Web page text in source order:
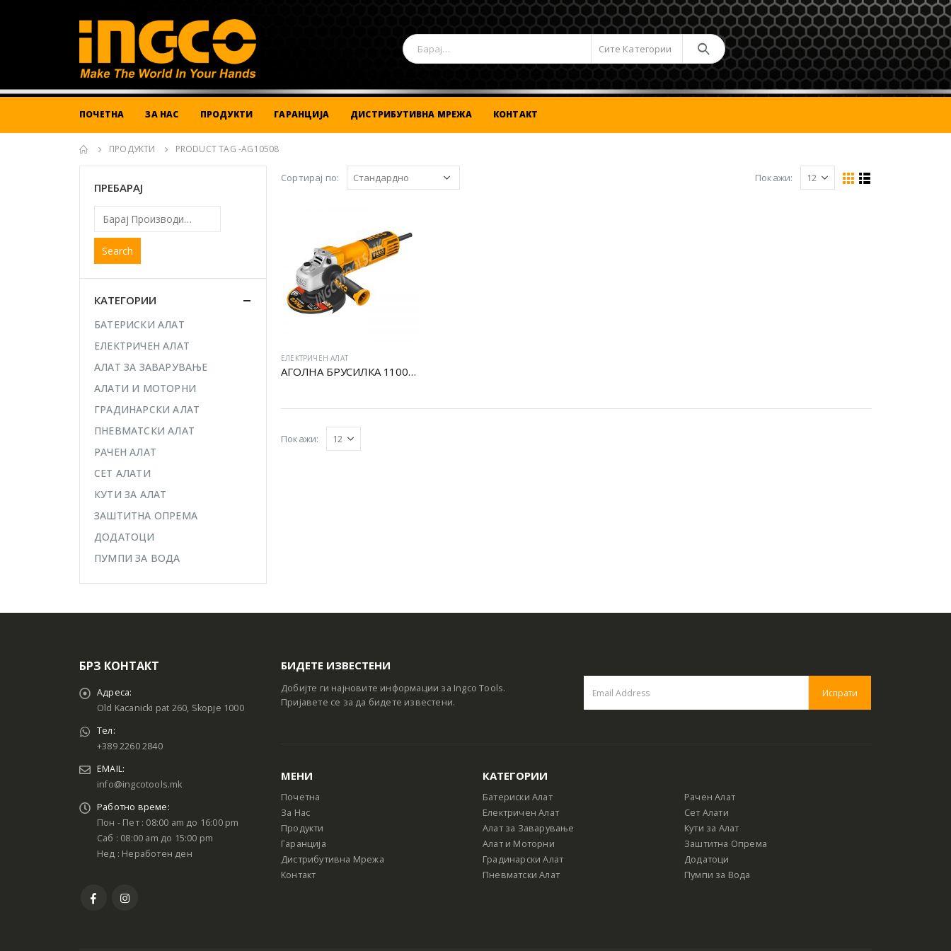
Сите Категории
ПОЧЕТНА ЗА НАС ПРОДУКТИ ГАРАНЦИЈА ДИСТРИБУТИВНА МРЕЖА КОНТАКТ
ПРОДУКТИ PRODUCT TAG -AG10508
Сортирај по: Покажи:
ЕЛЕКТРИЧЕН АЛАТ
АГОЛНА БРУСИЛКА 1100W
Покажи:
ПРЕБАРАЈ
Search
КАТЕГОРИИ
БАТЕРИСКИ АЛАТ
ЕЛЕКТРИЧЕН АЛАТ
АЛАТ ЗА ЗАВАРУВАЊЕ
АЛАТИ И МОТОРНИ
ГРАДИНАРСКИ АЛАТ
ПНЕВМАТСКИ АЛАТ
РАЧЕН АЛАТ
СЕТ АЛАТИ
КУТИ ЗА АЛАТ
ЗАШТИТНА ОПРЕМА
ДОДАТОЦИ
ПУМПИ ЗА ВОДА
БРЗ КОНТАКТ
Адреса:
Old Kacanicki pat 260, Skopje 1000
Тел:
+389 2260 2840
EMAIL:
info@ingcotools.mk
Работно време:
Пон - Пет : 08:00 am до 16:00 pm
Саб : 08:00 am до 15:00 pm
Нед : Неработен ден
БИДЕТЕ ИЗВЕСТЕНИ
Добијте ги најновите информации за Ingco Tools.
Пријавете се за да бидете известени.
МЕНИ
Почетна
За Нас
Продукти
Гаранција
Дистрибутивна Мрежа
Контакт
КАТЕГОРИИ
Батериски Алат
Електричен Алат
Алат за Заварување
Алат и Моторни
Градинарски Алат
Пневматски Алат
Рачен Алат
Сет Алати
Кути за Алат
Заштитна Опрема
Додатоци
Пумпи за Вода